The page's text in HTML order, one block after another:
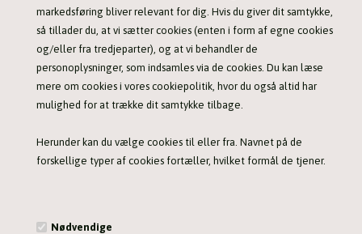
markedsføring bliver relevant for dig. Hvis du giver dit samtykke,
så tillader du, at vi sætter cookies (enten i form af egne cookies
og/eller fra tredjeparter), og at vi behandler de
personoplysninger, som indsamles via de cookies. Du kan læse
mere om cookies i vores cookiepolitik, hvor du også altid har
mulighed for at trække dit samtykke tilbage.
Herunder kan du vælge cookies til eller fra. Navnet på de
forskellige typer af cookies fortæller, hvilket formål de tjener.
Nødvendige
Aalborgvej 707, 9320 Hjallerup
+45 51 88 02 02
info@tranekaeret.dk